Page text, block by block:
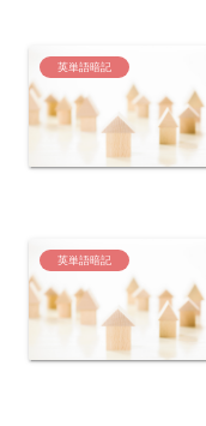
英単語暗記
英単語暗記